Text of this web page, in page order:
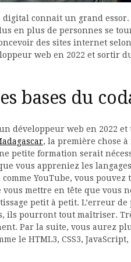
connait un grand
en plus de personnes se
des sites internet
web en 2022 et sortir
bases du
développeur web en 2022
, la première chose
petite formation serait
vous appreniez les
comme YouTube, vous
mettre en tête que vous
petit à petit. L’erreur
ils pourront tout maîtriser.
Par la suite, vous aurez
le HTML3, CSS3, JavaScript,